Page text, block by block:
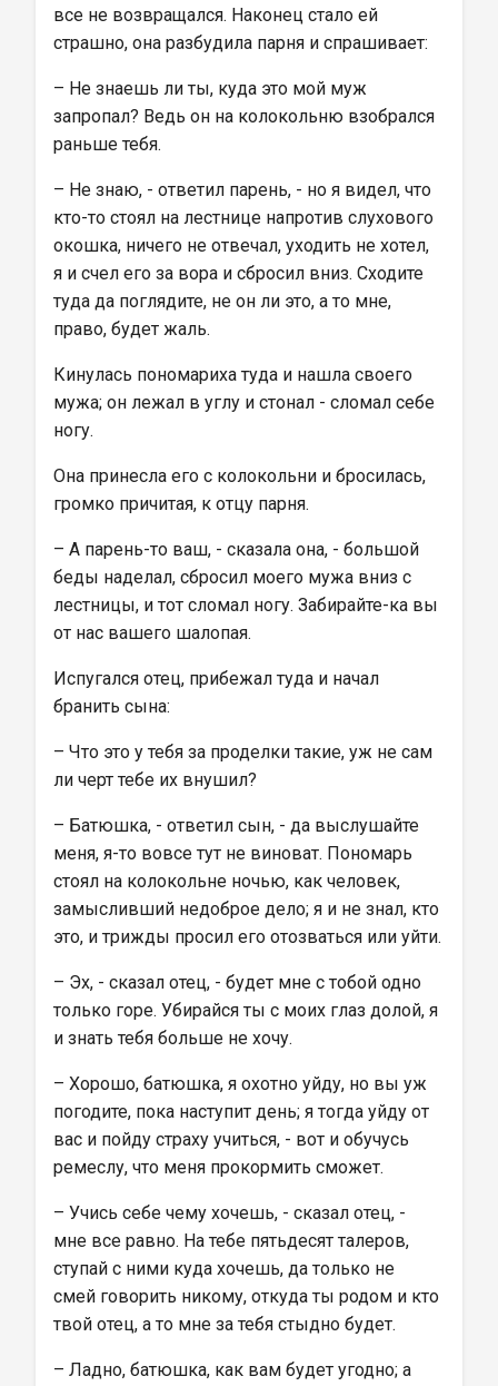
все не возвращался. Наконец стало ей
страшно, она разбудила парня и спрашивает:
– Не знаешь ли ты, куда это мой муж
запропал? Ведь он на колокольню взобрался
раньше тебя.
– Не знаю, - ответил парень, - но я видел, что
кто-то стоял на лестнице напротив слухового
окошка, ничего не отвечал, уходить не хотел,
я и счел его за вора и сбросил вниз. Сходите
туда да поглядите, не он ли это, а то мне,
право, будет жаль.
Кинулась пономариха туда и нашла своего
мужа; он лежал в углу и стонал - сломал себе
ногу.
Она принесла его с колокольни и бросилась,
громко причитая, к отцу парня.
– А парень-то ваш, - сказала она, - большой
беды наделал, сбросил моего мужа вниз с
лестницы, и тот сломал ногу. Забирайте-ка вы
от нас вашего шалопая.
Испугался отец, прибежал туда и начал
бранить сына:
– Что это у тебя за проделки такие, уж не сам
ли черт тебе их внушил?
– Батюшка, - ответил сын, - да выслушайте
меня, я-то вовсе тут не виноват. Пономарь
стоял на колокольне ночью, как человек,
замысливший недоброе дело; я и не знал, кто
это, и трижды просил его отозваться или уйти.
– Эх, - сказал отец, - будет мне с тобой одно
только горе. Убирайся ты с моих глаз долой, я
и знать тебя больше не хочу.
– Хорошо, батюшка, я охотно уйду, но вы уж
погодите, пока наступит день; я тогда уйду от
вас и пойду страху учиться, - вот и обучусь
ремеслу, что меня прокормить сможет.
– Учись себе чему хочешь, - сказал отец, -
мне все равно. На тебе пятьдесят талеров,
ступай с ними куда хочешь, да только не
смей говорить никому, откуда ты родом и кто
твой отец, а то мне за тебя стыдно будет.
– Ладно, батюшка, как вам будет угодно; а